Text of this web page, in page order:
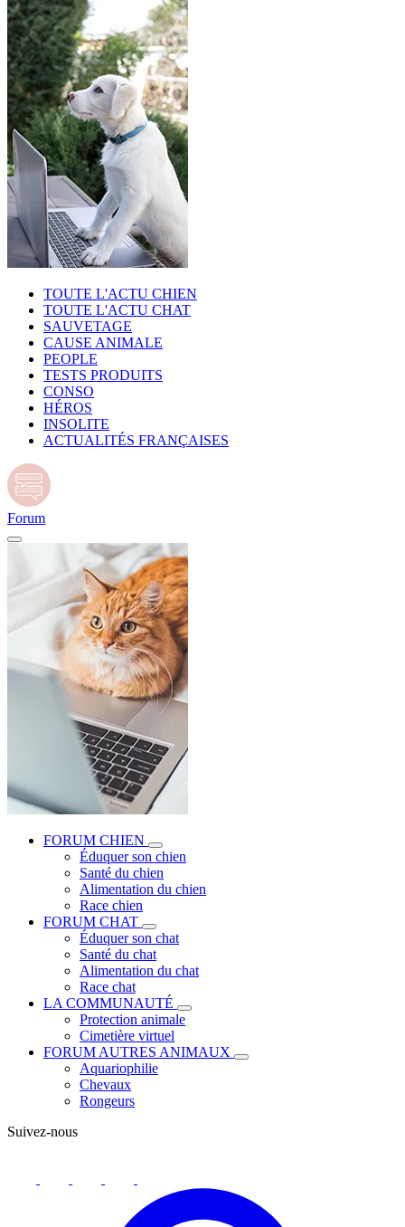
TOUTE L'ACTU CHIEN
TOUTE L'ACTU CHAT
SAUVETAGE
CAUSE ANIMALE
PEOPLE
TESTS PRODUITS
CONSO
HÉROS
INSOLITE
ACTUALITÉS FRANÇAISES
Forum
FORUM CHIEN
Éduquer son chien
Santé du chien
Alimentation du chien
Race chien
FORUM CHAT
Éduquer son chat
Santé du chat
Alimentation du chat
Race chat
LA COMMUNAUTÉ
Protection animale
Cimetière virtuel
FORUM AUTRES ANIMAUX
Aquariophilie
Chevaux
Rongeurs
Suivez-nous